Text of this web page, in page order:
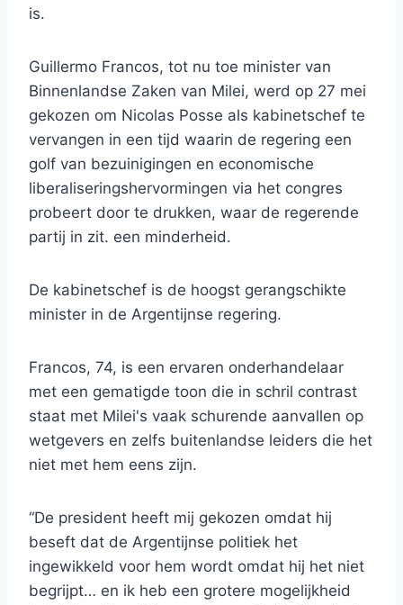
is.
Guillermo Francos, tot nu toe minister van
Binnenlandse Zaken van Milei, werd op 27 mei
gekozen om Nicolas Posse als kabinetschef te
vervangen in een tijd waarin de regering een
golf van bezuinigingen en economische
liberaliseringshervormingen via het congres
probeert door te drukken, waar de regerende
partij in zit. een minderheid.
De kabinetschef is de hoogst gerangschikte
minister in de Argentijnse regering.
Francos, 74, is een ervaren onderhandelaar
met een gematigde toon die in schril contrast
staat met Milei's vaak schurende aanvallen op
wetgevers en zelfs buitenlandse leiders die het
niet met hem eens zijn.
“De president heeft mij gekozen omdat hij
beseft dat de Argentijnse politiek het
ingewikkeld voor hem wordt omdat hij het niet
begrijpt… en ik heb een grotere mogelijkheid